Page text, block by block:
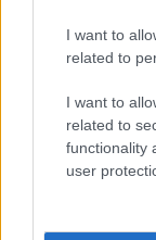
I want to
related to
I want to
related to
functionality
user
gondolataidat,
most itt az
Bak (12. 22-
el magad az
gazdaságot